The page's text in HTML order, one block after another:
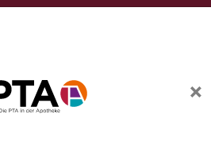
×
×